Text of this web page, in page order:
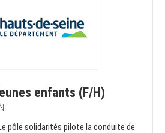
enfants (F/H)
pôle solidarités pilote la conduite de